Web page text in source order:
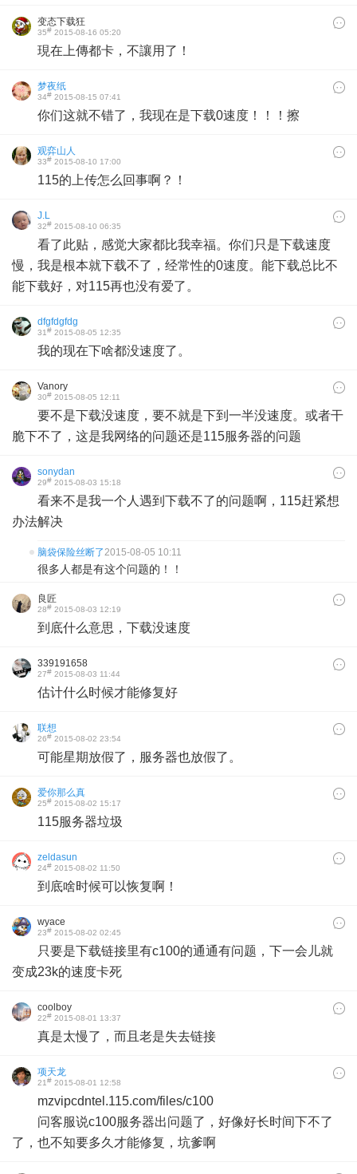
变态下载狂
35# 2015-08-16 05:20
現在上傳都卡，不讓用了！
梦夜纸
34# 2015-08-15 07:41
你们这就不错了，我现在是下载0速度！！！擦
观弈山人
33# 2015-08-10 17:00
115的上传怎么回事啊？！
J.L
32# 2015-08-10 06:35
看了此贴，感觉大家都比我幸福。你们只是下载速度
慢，我是根本就下载不了，经常性的0速度。能下载总比不
能下载好，对115再也没有爱了。
dfgfdgfdg
31# 2015-08-05 12:35
我的现在下啥都没速度了。
Vanory
30# 2015-08-05 12:11
要不是下载没速度，要不就是下到一半没速度。或者干
脆下不了，这是我网络的问题还是115服务器的问题
sonydan
29# 2015-08-03 15:18
看来不是我一个人遇到下载不了的问题啊，115赶紧想
办法解决
脑袋保险丝断了2015-08-05 10:11
很多人都是有这个问题的！！
良匠
28# 2015-08-03 12:19
到底什么意思，下载没速度
339191658
27# 2015-08-03 11:44
估计什么时候才能修复好
联想
26# 2015-08-02 23:54
可能星期放假了，服务器也放假了。
爱你那么真
25# 2015-08-02 15:17
115服务器垃圾
zeldasun
24# 2015-08-02 11:50
到底啥时候可以恢复啊！
wyace
23# 2015-08-02 02:45
只要是下载链接里有c100的通通有问题，下一会儿就
变成23k的速度卡死
coolboy
22# 2015-08-01 13:37
真是太慢了，而且老是失去链接
项天龙
21# 2015-08-01 12:58
mzvipcdntel.115.com/files/c100
问客服说c100服务器出问题了，好像好长时间下不了
了，也不知要多久才能修复，坑爹啊